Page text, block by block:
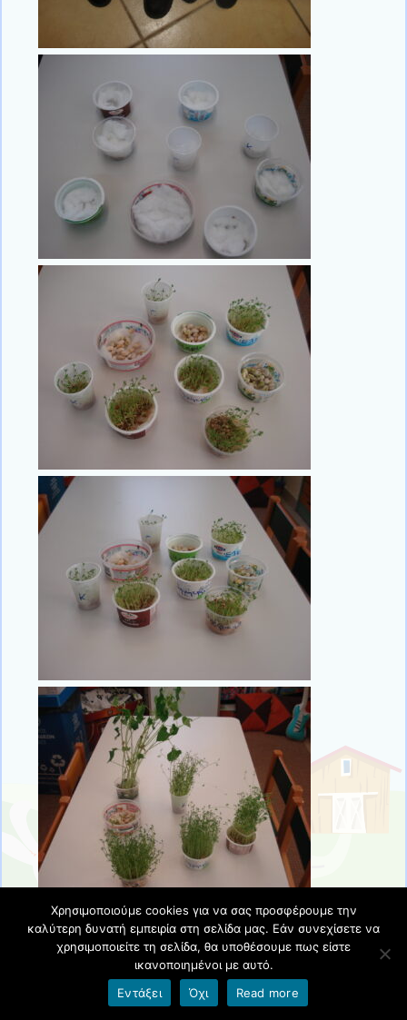
Χρησιμοποιούμε cookies για να σας προσφέρουμε την
καλύτερη δυνατή εμπειρία στη σελίδα μας. Εάν συνεχίσετε να
χρησιμοποιείτε τη σελίδα, θα υποθέσουμε πως είστε
ικανοποιημένοι με αυτό.
Εντάξει
Όχι Read more